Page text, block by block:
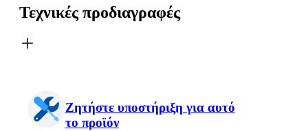
Τεχνικές προδιαγραφές
Ζητήστε υποστήριξη για αυτό
το προϊόν